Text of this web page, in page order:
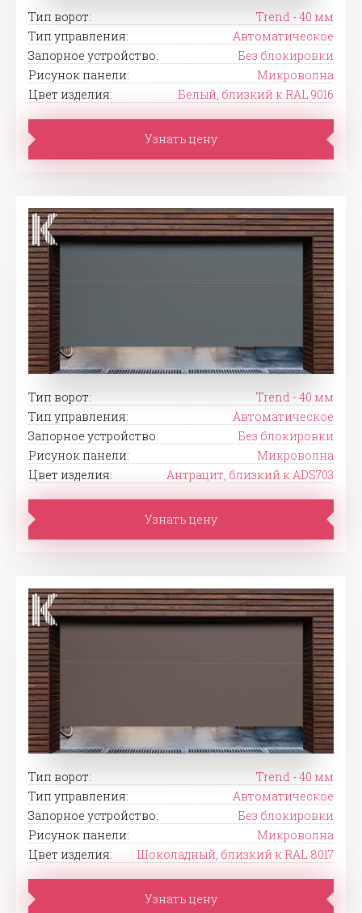
Тип ворот:
Trend - 40 мм
Тип управления:
Автоматическое
Запорное устройство:
Без блокировки
Рисунок панели:
Микроволна
Цвет изделия:
Белый, близкий к RAL 9016
Узнать цену
Тип ворот:
Trend - 40 мм
Тип управления:
Автоматическое
Запорное устройство:
Без блокировки
Рисунок панели:
Микроволна
Цвет изделия:
Антрацит, близкий к ADS703
Узнать цену
Тип ворот:
Trend - 40 мм
Тип управления:
Автоматическое
Запорное устройство:
Без блокировки
Рисунок панели:
Микроволна
Цвет изделия:
Шоколадный, близкий к RAL 8017
Узнать цену